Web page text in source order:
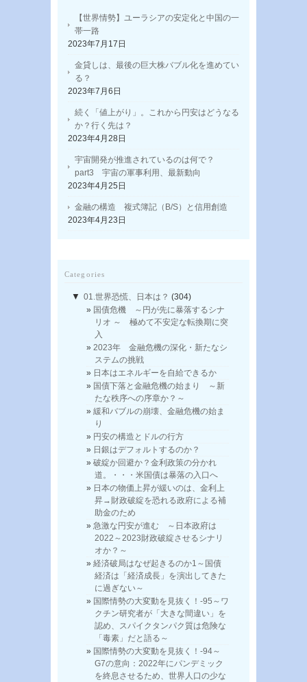
【世界情勢】ユーラシアの安定化と中国の一
帯一路
2023年7月17日
金貸しは、最後の巨大株バブル化を進めてい
る？
2023年7月6日
続く「値上がり」。これから円安はどうなる
か？行く先は？
2023年4月28日
宇宙開発が推進されているのは何で？
part3 宇宙の軍事利用、最新動向
2023年4月25日
金融の構造 複式簿記（B/S）と信用創造
2023年4月23日
Categories
▼ 01.世界恐慌、日本は？ (304)
国債危機 ～円が先に暴落するシナ
リオ ～ 極めて不安定な転換期に突
入
2023年 金融危機の深化・新たなシ
ステムの挑戦
日本はエネルギーを自給できるか
国債下落と金融危機の始まり ～新
たな秩序への序章か？～
緩和バブルの崩壊、金融危機の始ま
り
円安の構造とドルの行方
日銀はデフォルトするのか？
破綻か回避か？金利政策の分かれ
道。・・・米国債は暴落の入口へ
日本の物価上昇が緩いのは、金利上
昇→財政破綻を恐れる政府による補
助金のため
急激な円安が進む ～日本政府は
2022～2023財政破綻させるシナリ
オか？～
経済破局はなぜ起きるのか1～国債
経済は「経済成長」を演出してきた
に過ぎない～
国際情勢の大変動を見抜く！-95～ワ
クチン研究者が「大きな間違い」を
認め、スパイクタンパク質は危険な
「毒素」だと語る～
国際情勢の大変動を見抜く！-94～
G7の意向：2022年にパンデミック
を終息させるため、世界人口の少な